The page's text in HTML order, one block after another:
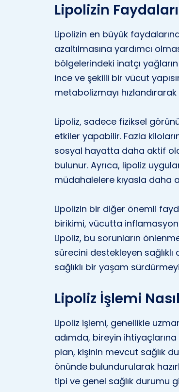
Lipolizin Faydaları
Lipolizin en büyük
azaltılmasına yardımcı
bölgelerindeki inatçı
ince ve şekilli bir vücut
metabolizmayı
Lipoliz, sadece fiziksel
etkiler yapabilir. Fazla
sosyal hayatta daha aktif
bulunur. Ayrıca, lipoliz
müdahalelere kıyasla daha
Lipolizin bir diğer önemli
birikimi, vücutta
Lipoliz, bu sorunların
sürecini destekleyen sağlıklı
sağlıklı bir yaşam
Lipoliz İşlemi
Lipoliz işlemi, genellikle
adımda, bireyin
plan, kişinin mevcut sağlık
önünde bulundurularak
tipi ve genel sağlık durumu